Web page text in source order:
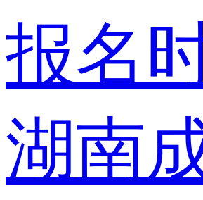
报名
湖南